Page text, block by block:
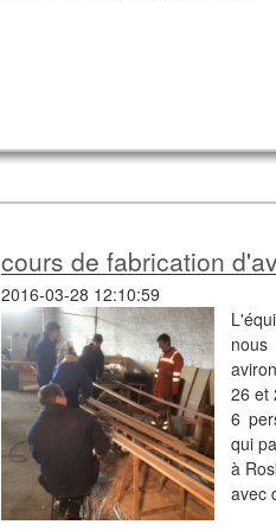
cours de fabrication
2016-03-28 12:10:59
26 et
6
qui
à
avec